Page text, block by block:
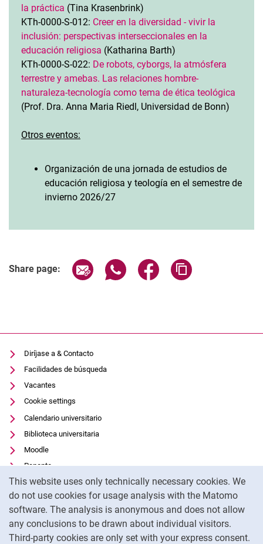
This website uses only technically necessary cookies. We
do not use cookies for usage analysis with the Matomo
software. The analysis is anonymous and does not allow
any conclusions to be drawn about individual visitors.
Third-party cookies are only set with your express consent.
la práctica (Tina Krasenbrink)
KTh-0000-S-012: Creer en la diversidad - vivir la
inclusión: perspectivas interseccionales en la
educación religiosa (Katharina Barth)
KTh-0000-S-022: De robots, cyborgs, la atmósfera
terrestre y amebas. Las relaciones hombre-
naturaleza-tecnología como tema de ética teológica
(Prof. Dra. Anna Maria Riedl, Universidad de Bonn)
Otros eventos:
Organización de una jornada de estudios de
educación religiosa y teología en el semestre de
invierno 2026/27
Share page: Share page via email
Share page via WhatsApp
Share page via
Diríjase a & Contacto
Facilidades de búsqueda
Vacantes
Cookie settings
Calendario universitario
Biblioteca universitaria
Moodle
Panopto
Protección de datos
Accesibilidad
Uso transparente de la IA